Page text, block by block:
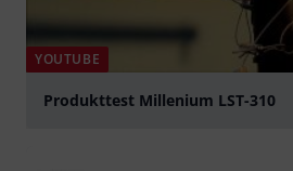
YOUTUBE
Produkttest Millenium LST-310